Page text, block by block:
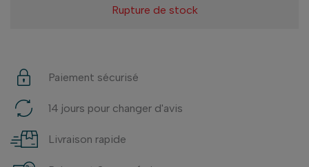
Rupture de stock
Paiement sécurisé
14 jours pour changer d'avis
Livraison rapide